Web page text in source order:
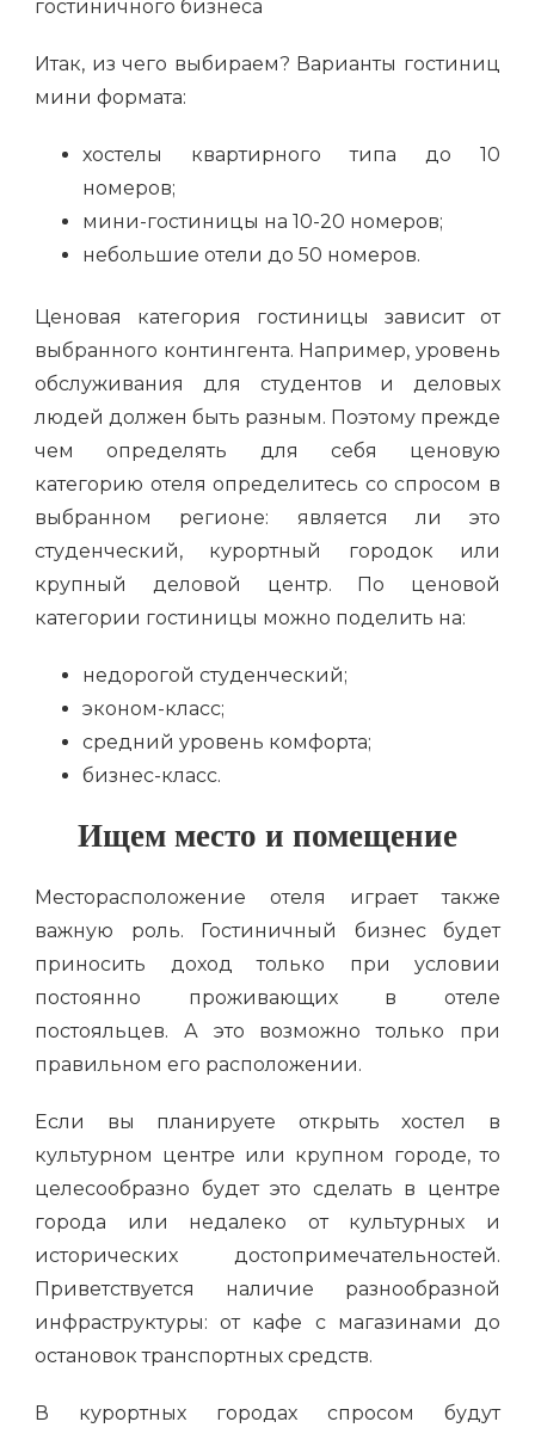
Итак, из чего выбираем? Варианты гостиниц
мини формата:
хостелы квартирного типа до 10
номеров;
мини-гостиницы на 10-20 номеров;
небольшие отели до 50 номеров.
Ценовая категория гостиницы зависит от
выбранного контингента. Например, уровень
обслуживания для студентов и деловых
людей должен быть разным. Поэтому прежде
чем определять для себя ценовую
категорию отеля определитесь со спросом в
выбранном регионе: является ли это
студенческий, курортный городок или
крупный деловой центр. По ценовой
категории гостиницы можно поделить на:
недорогой студенческий;
эконом-класс;
средний уровень комфорта;
бизнес-класс.
Ищем место и помещение
Месторасположение отеля играет также
важную роль. Гостиничный бизнес будет
приносить доход только при условии
постоянно проживающих в отеле
постояльцев. А это возможно только при
правильном его расположении.
Если вы планируете открыть хостел в
культурном центре или крупном городе, то
целесообразно будет это сделать в центре
города или недалеко от культурных и
исторических достопримечательностей.
Приветствуется наличие разнообразной
инфраструктуры: от кафе с магазинами до
остановок транспортных средств.
В курортных городах спросом будут